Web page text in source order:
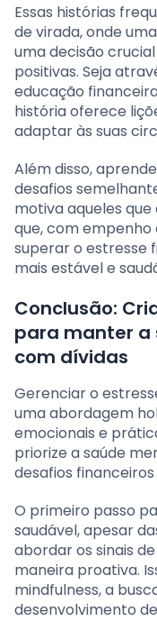
Essas histórias
de virada, onde
uma decisão
positivas. Seja
educação
história oferece
adaptar às suas
Além disso,
desafios
motiva aqueles
que, com
superar o estresse
mais estável e
Conclusão:
para manter a
com dívidas
Gerenciar o
uma abordagem
emocionais e
priorize a saúde
desafios
O primeiro passo
saudável, apesar
abordar os sinais
maneira proativa.
mindfulness, a
desenvolvimento